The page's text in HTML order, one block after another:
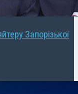
Запорізької